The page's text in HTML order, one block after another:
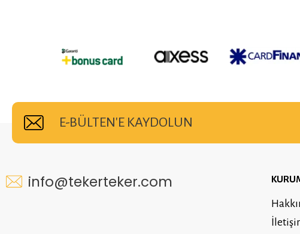
E-BÜLTEN'E KAYDOLUN
info@tekerteker.com